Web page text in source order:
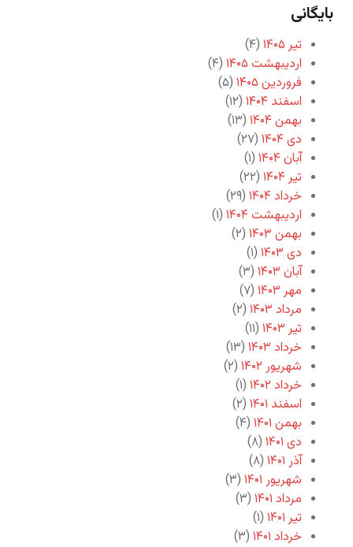
بایگانی
تیر ۱۴۰۵
(۴)
اردیبهشت ۱۴۰۵
(۴)
فروردین ۱۴۰۵
(۵)
اسفند ۱۴۰۴
(۱۲)
بهمن ۱۴۰۴
(۱۳)
دی ۱۴۰۴
(۲۷)
آبان ۱۴۰۴
(۱)
تیر ۱۴۰۴
(۲۲)
خرداد ۱۴۰۴
(۲۹)
اردیبهشت ۱۴۰۴
(۱)
بهمن ۱۴۰۳
(۲)
دی ۱۴۰۳
(۱)
آبان ۱۴۰۳
(۳)
مهر ۱۴۰۳
(۷)
مرداد ۱۴۰۳
(۲)
تیر ۱۴۰۳
(۱۱)
خرداد ۱۴۰۳
(۱۳)
شهریور ۱۴۰۲
(۲)
خرداد ۱۴۰۲
(۱)
اسفند ۱۴۰۱
(۲)
بهمن ۱۴۰۱
(۴)
دی ۱۴۰۱
(۸)
آذر ۱۴۰۱
(۸)
شهریور ۱۴۰۱
(۳)
مرداد ۱۴۰۱
(۳)
تیر ۱۴۰۱
(۱)
خرداد ۱۴۰۱
(۳)